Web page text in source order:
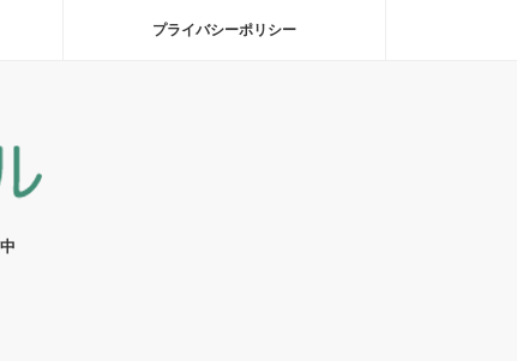
プライバシーポリシー